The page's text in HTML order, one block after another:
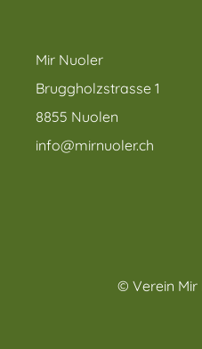
Mir Nuoler
Bruggholzstrasse 1
8855 Nuolen
info@mirnuoler.ch
© Verein Mir